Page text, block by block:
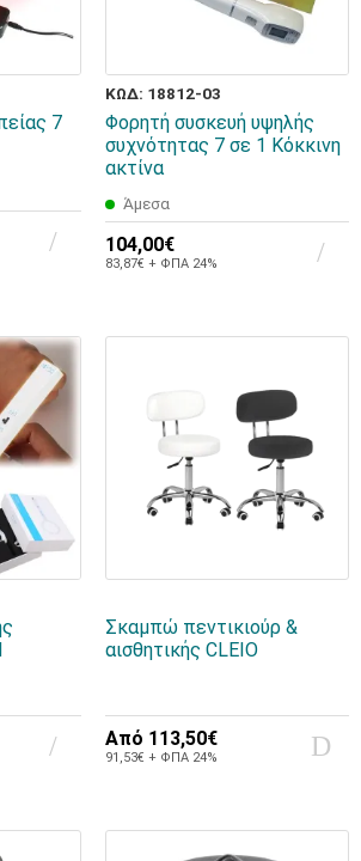
7
ΚΩΔ: 18812-03
Φορητή συσκευή υψηλής
συχνότητας 7 σε 1 Κόκκινη
ακτίνα
Άμεσα
104,00€
83,87€ + ΦΠΑ 24%
Σκαμπώ πεντικιούρ &
αισθητικής CLEIO
Από 113,50€
91,53€ + ΦΠΑ 24%